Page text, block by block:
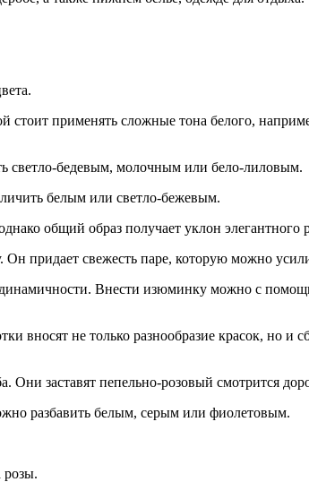
стоит применять сложные тона белого,
светло-бедевым, молочным или бело-лиловым.
белым или светло-бежевым.
общий образ получает уклон элегантного
придает свежесть паре, которую можно
Внести изюминку можно с
вносят не только разнообразие красок, но
Они заставят пепельно-розовый смотрится
разбавить белым, серым или фиолетовым.
розы.